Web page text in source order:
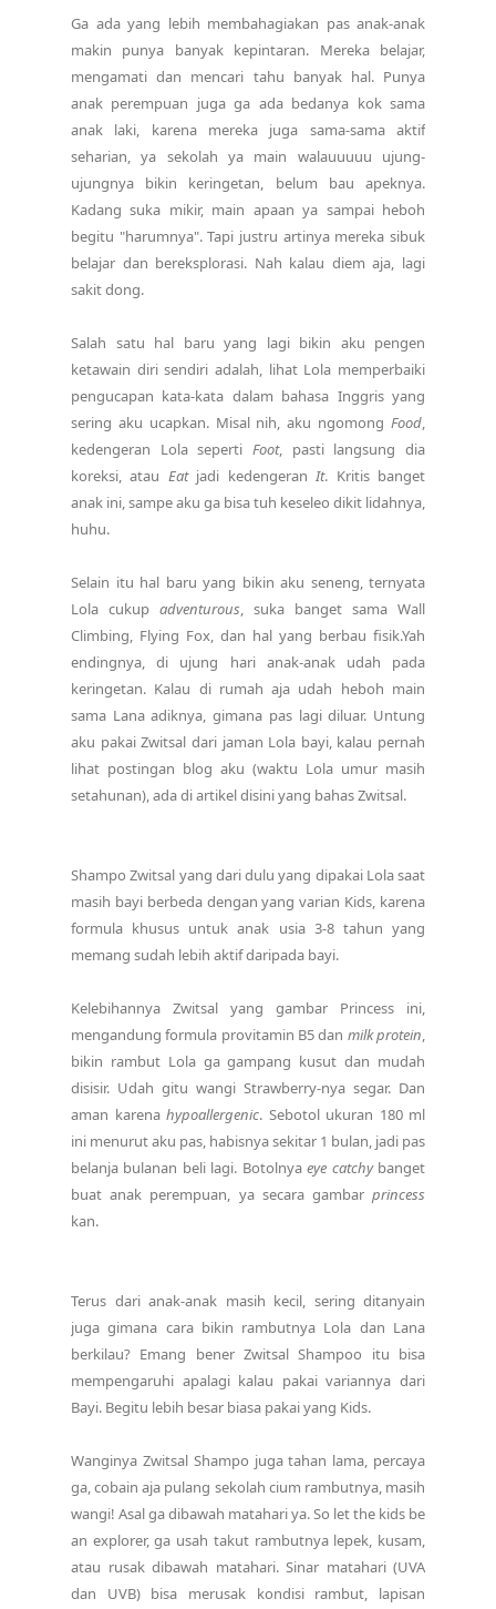
Ga ada yang lebih membahagiakan pas anak-anak
makin punya banyak kepintaran. Mereka belajar,
mengamati dan mencari tahu banyak hal. Punya
anak perempuan juga ga ada bedanya kok sama
anak laki, karena mereka juga sama-sama aktif
seharian, ya sekolah ya main walauuuuu ujung-
ujungnya bikin keringetan, belum bau apeknya.
Kadang suka mikir, main apaan ya sampai heboh
begitu "harumnya". Tapi justru artinya mereka sibuk
belajar dan bereksplorasi. Nah kalau diem aja, lagi
sakit dong.
Salah satu hal baru yang lagi bikin aku pengen
ketawain diri sendiri adalah, lihat Lola memperbaiki
pengucapan kata-kata dalam bahasa Inggris yang
sering aku ucapkan. Misal nih, aku ngomong Food,
kedengeran Lola seperti Foot, pasti langsung dia
koreksi, atau Eatjadi kedengeranIt. Kritis banget
anak ini, sampe aku ga bisa tuh keseleo dikit lidahnya,
huhu.
Selain itu hal baru yang bikin aku seneng, ternyata
Lola cukup adventurous, suka banget sama Wall
Climbing, Flying Fox, dan hal yang berbau fisik.Yah
endingnya, di ujung hari anak-anak udah pada
keringetan. Kalau di rumah aja udah heboh main
sama Lana adiknya, gimana pas lagi diluar. Untung
aku pakai Zwitsal dari jaman Lola bayi, kalau pernah
lihat postingan blog aku (waktu Lola umur masih
setahunan), ada di artikel disini yang bahas Zwitsal.
Shampo Zwitsal yang dari dulu yang dipakai Lola saat
masih bayi berbeda dengan yang varian Kids, karena
formula khusus untuk anak usia 3-8 tahun yang
memang sudah lebih aktif daripada bayi.
Kelebihannya Zwitsal yang gambar Princess ini,
mengandung formula provitamin B5 dan milk protein,
bikin rambut Lola ga gampang kusut dan mudah
disisir. Udah gitu wangi Strawberry-nya segar. Dan
aman karena hypoallergenic. Sebotol ukuran 180 ml
ini menurut aku pas, habisnya sekitar 1 bulan, jadi pas
belanja bulanan beli lagi. Botolnyaeye catchybanget
buat anak perempuan, ya secara gambar princess
kan.
Terus dari anak-anak masih kecil, sering ditanyain
juga gimana cara bikin rambutnya Lola dan Lana
berkilau? Emang bener Zwitsal Shampoo itu bisa
mempengaruhi apalagi kalau pakai variannya dari
Bayi. Begitu lebih besar biasa pakai yang Kids.
Wanginya Zwitsal Shampo juga tahan lama, percaya
ga, cobain aja pulang sekolah cium rambutnya, masih
wangi! Asal ga dibawah matahari ya. So let the kids be
an explorer, ga usah takut rambutnya lepek, kusam,
atau rusak dibawah matahari. Sinar matahari (UVA
dan UVB) bisa merusak kondisi rambut, lapisan